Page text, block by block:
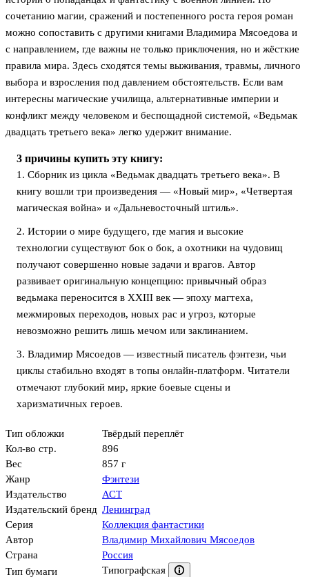
сочетанию магии, сражений и постепенного роста героя роман
можно сопоставить с другими книгами Владимира Мясоедова и
с направлением, где важны не только приключения, но и жёсткие
правила мира. Здесь сходятся темы выживания, травмы, личного
выбора и взросления под давлением обстоятельств. Если вам
интересны магические училища, альтернативные империи и
конфликт между человеком и беспощадной системой, «Ведьмак
двадцать третьего века» легко удержит внимание.
3 причины купить эту книгу:
1. Сборник из цикла «Ведьмак двадцать третьего века». В
книгу вошли три произведения — «Новый мир», «Четвертая
магическая война» и «Дальневосточный штиль».
2. Истории о мире будущего, где магия и высокие
технологии существуют бок о бок, а охотники на чудовищ
получают совершенно новые задачи и врагов. Автор
развивает оригинальную концепцию: привычный образ
ведьмака переносится в XXIII век — эпоху магтеха,
межмировых переходов, новых рас и угроз, которые
невозможно решить лишь мечом или заклинанием.
3. Владимир Мясоедов — известный писатель фэнтези, чьи
циклы стабильно входят в топы онлайн-платформ. Читатели
отмечают глубокий мир, яркие боевые сцены и
харизматичных героев.
Тип обложки
Твёрдый переплёт
Кол-во стр.
896
Вес
857 г
Жанр
Фэнтези
Издательство
АСТ
Издательский бренд Ленинград
Серия
Коллекция фантастики
Автор
Владимир Михайлович Мясоедов
Страна
Россия
Тип бумаги
Типографская